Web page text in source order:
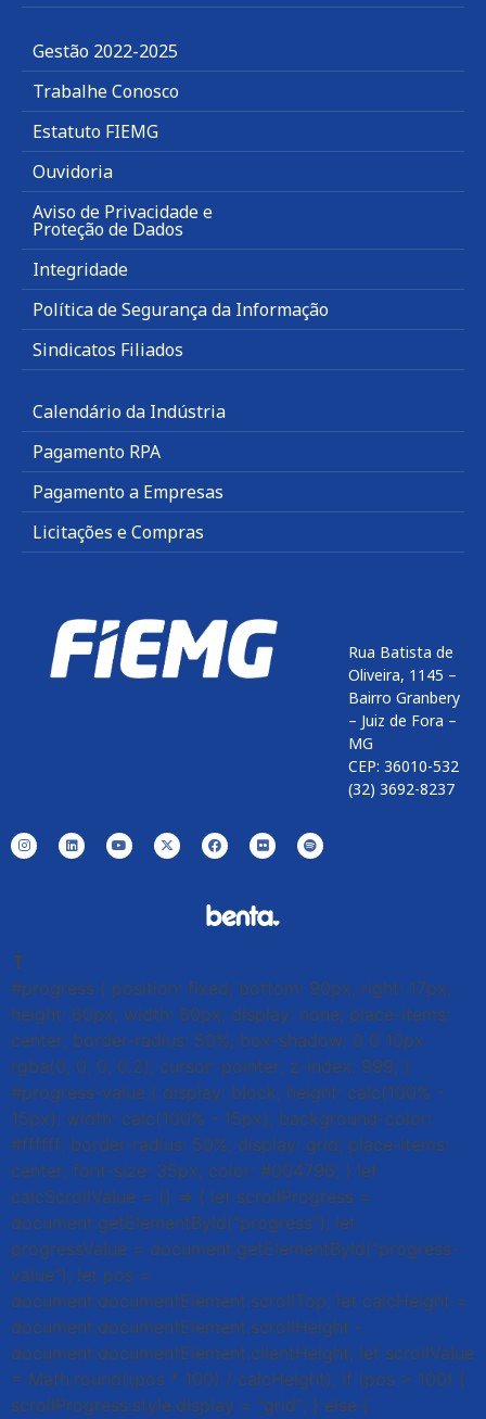
Gestão 2022-2025
Trabalhe Conosco
Estatuto FIEMG
Ouvidoria
Aviso de Privacidade e
Proteção de Dados
Integridade
Política de Segurança da Informação
Sindicatos Filiados
Calendário da Indústria
Pagamento RPA
Pagamento a Empresas
Licitações e Compras
Rua Batista de
Oliveira, 1145 –
Bairro Granbery
– Juiz de Fora –
MG
CEP: 36010-532
(32) 3692-8237
⤒
#progress { position: fixed; bottom: 90px; right: 17px;
height: 60px; width: 60px; display: none; place-items:
center; border-radius: 50%; box-shadow: 0 0 10px
rgba(0, 0, 0, 0.2); cursor: pointer; z-index: 999; }
#progress-value { display: block; height: calc(100% -
15px); width: calc(100% - 15px); background-color:
#ffffff; border-radius: 50%; display: grid; place-items:
center; font-size: 35px; color: #004796; } let
calcScrollValue = () => { let scrollProgress =
document.getElementById("progress"); let
progressValue = document.getElementById("progress-
value"); let pos =
document.documentElement.scrollTop; let calcHeight =
document.documentElement.scrollHeight -
document.documentElement.clientHeight; let scrollValue
= Math.round((pos * 100) / calcHeight); if (pos > 100) {
scrollProgress.style.display = "grid"; } else {